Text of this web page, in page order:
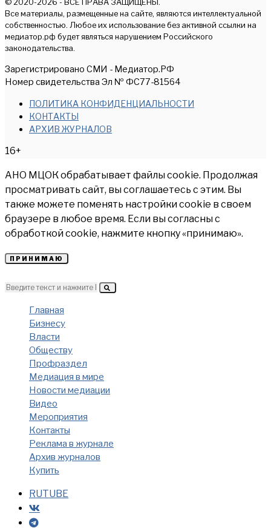
© 2020-2026 - ВСЕ ПРАВА ЗАЩИЩЕНЫ.
Все материалы, размещенные на сайте, являются интеллектуальной
собственностью. Любое их использование без активной ссылки на
медиатор.рф будет являться нарушением Российского
законодательства.
Зарегистрировано СМИ - Медиатор.РФ
Номер свидетельства Эл № ФС77-81564
ПОЛИТИКА КОНФИДЕНЦИАЛЬНОСТИ
КОНТАКТЫ
АРХИВ ЖУРНАЛОВ
16+
АНО МЦОК обрабатывает файлы cookie. Продолжая
просматривать сайт, вы соглашаетесь с этим. Вы
также можете поменять настройки cookie в своем
браузере в любое время. Если вы согласны с
обработкой cookie, нажмите кнопку «принимаю».
ПРИНИМАЮ
Главная
Бизнесу
Власти
Обществу
Профраздел
Медиация в мире
Новости медиации
Видео
Мероприятия
Контакты
Реклама в журнале
Архив журналов
Купить
RUTUBE